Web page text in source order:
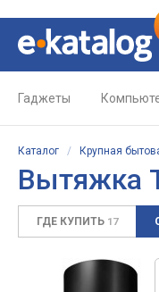
Гаджеты
Каталог / Крупная
Вытяжка
ГДЕ КУПИТЬ 17